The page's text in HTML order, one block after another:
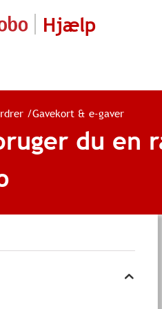
Hjælp
/Gavekort & e-gaver
du en